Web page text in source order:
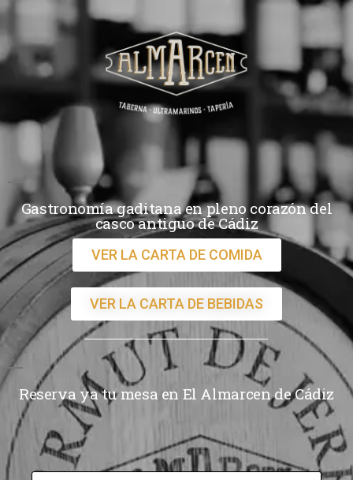
Gastronomía gaditana en pleno corazón del
casco antiguo de Cádiz
VER LA CARTA DE COMIDA
VER LA CARTA DE BEBIDAS
Reserva ya tu mesa en El Almarcen de Cádiz